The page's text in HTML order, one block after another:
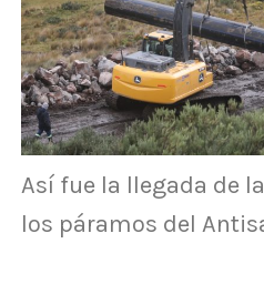
Así fue la llegada de
los páramos del